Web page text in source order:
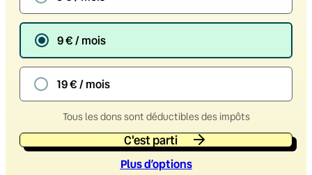
9 € / mois
19 € / mois
Tous les dons sont déductibles des impôts
C'est parti
Plus d’options